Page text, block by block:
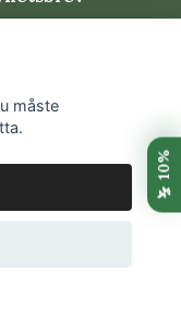
måste